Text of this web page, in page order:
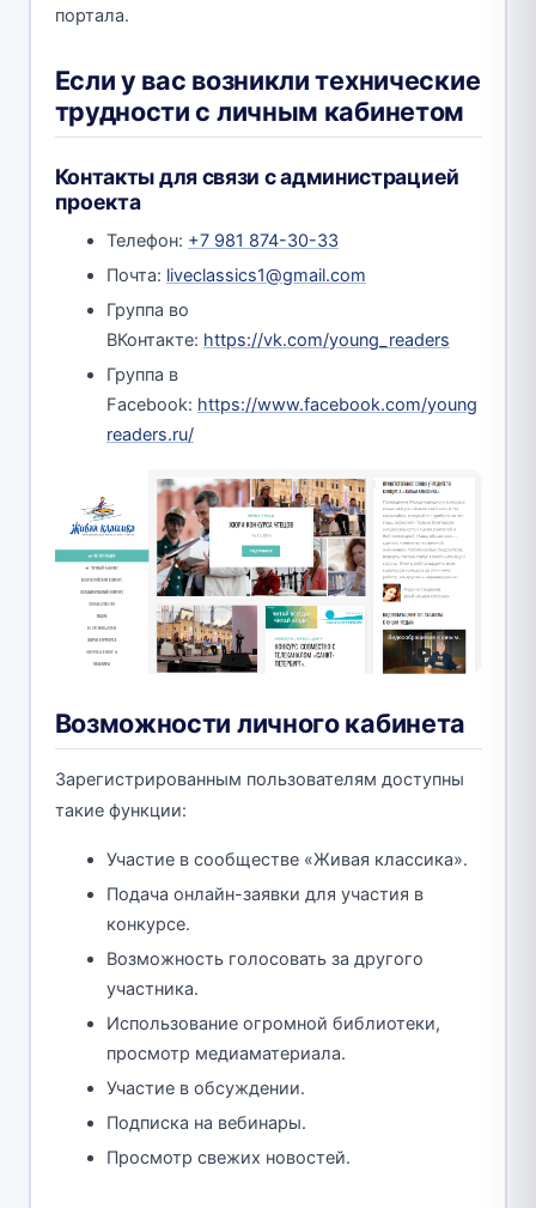
портала.
Если у вас возникли технические
трудности с личным кабинетом
Контакты для связи с администрацией
проекта
Телефон: +7 981 874-30-33
Почта: liveclassics1@gmail.com
Группа во
ВКонтакте: https://vk.com/young_readers
Группа в
Facebook: https://www.facebook.com/young
readers.ru/
Возможности личного кабинета
Зарегистрированным пользователям доступны
такие функции:
Участие в сообществе «Живая классика».
Подача онлайн-заявки для участия в
конкурсе.
Возможность голосовать за другого
участника.
Использование огромной библиотеки,
просмотр медиаматериала.
Участие в обсуждении.
Подписка на вебинары.
Просмотр свежих новостей.